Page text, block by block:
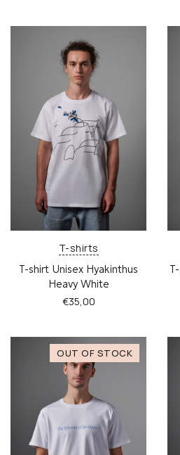
το
προϊόν
έχει
πολλαπλές
παραλλαγές.
Οι
επιλογές
μπορούν
να
επιλεγούν
σελίδα
προϊόντος
T-shirts
T-shirt Unisex Hyakinthus
Heavy White
€35,00
το
προϊόν
έχει
πολλαπλές
παραλλαγές.
Οι
επιλογές
μπορούν